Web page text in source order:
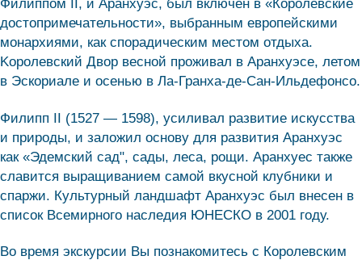
Филиппом II, и Аранхуэс, был включен в «Королевские
достопримечательности», выбранным европейскими
монархиями, как спорадическим местом отдыха.
Kоролевский Двор весной проживал в Аранхуэсе, летом
в Эскориале и осенью в Ла-Гранха-де-Сан-Ильдефонсо.
Филипп II (1527 — 1598), усиливал развитие искусства
и природы, и заложил основу для развития Аранхуэс
как «Эдемский сад", сады, леса, рощи. Аранхуес также
славится выращиванием самой вкусной клубники и
спаржи. Культурный ландшафт Аранхуэс был внесен в
список Всемирного наследия ЮНЕСКО в 2001 году.
Во время экскурсии Вы познакомитесь с Королевским